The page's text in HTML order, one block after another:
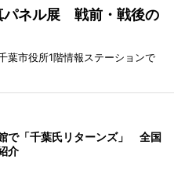
パネル展 戦前・戦後の
葉市役所1階情報ステーションで
で「千葉氏リターンズ」 全国
介